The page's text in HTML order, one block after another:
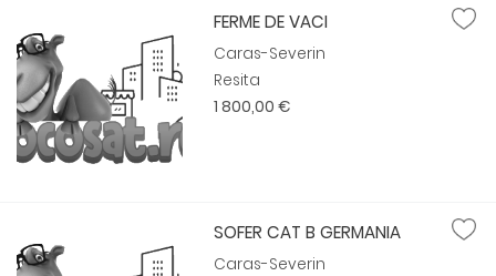
FERME DE VACI
Caras-Severin
Resita
1 800,00 €
SOFER CAT B GERMANIA
Caras-Severin